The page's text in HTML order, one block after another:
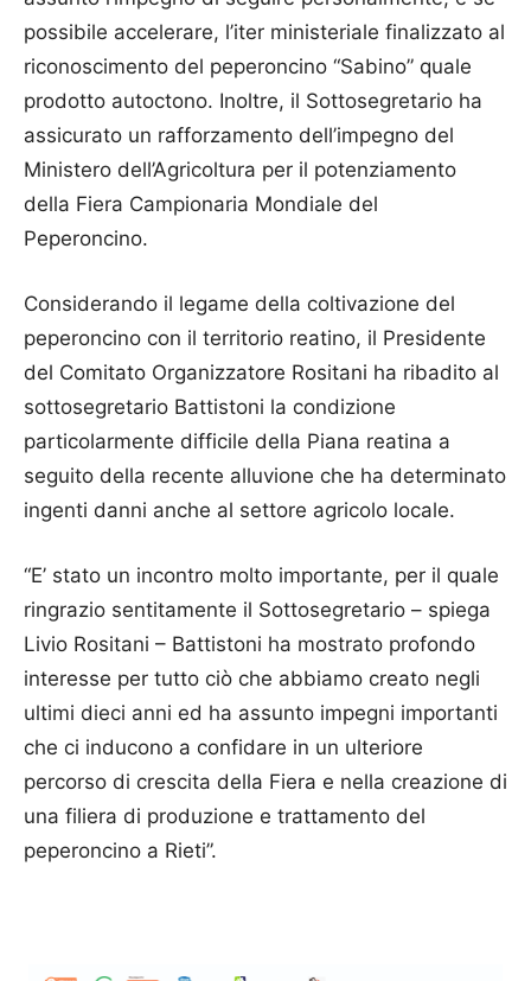
possibile accelerare, l’iter ministeriale finalizzato al
riconoscimento del peperoncino “Sabino” quale
prodotto autoctono. Inoltre, il Sottosegretario ha
assicurato un rafforzamento dell’impegno del
Ministero dell’Agricoltura per il potenziamento
della Fiera Campionaria Mondiale del
Peperoncino.
Considerando il legame della coltivazione del
peperoncino con il territorio reatino, il Presidente
del Comitato Organizzatore Rositani ha ribadito al
sottosegretario Battistoni la condizione
particolarmente difficile della Piana reatina a
seguito della recente alluvione che ha determinato
ingenti danni anche al settore agricolo locale.
“E’ stato un incontro molto importante, per il quale
ringrazio sentitamente il Sottosegretario – spiega
Livio Rositani – Battistoni ha mostrato profondo
interesse per tutto ciò che abbiamo creato negli
ultimi dieci anni ed ha assunto impegni importanti
che ci inducono a confidare in un ulteriore
percorso di crescita della Fiera e nella creazione di
una filiera di produzione e trattamento del
peperoncino a Rieti”.